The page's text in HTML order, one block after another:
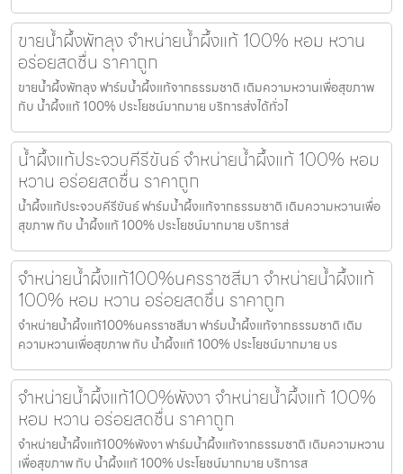
ขายน้ำผึ้งพัทลุง จำหน่ายน้ำผึ้งแท้ 100% หอม หวาน
อร่อยสดชื่น ราคาถูก
ขายน้ำผึ้งพัทลุง ฟาร์มน้ำผึ้งแท้จากธรรมชาติ เติมความหวานเพื่อสุขภาพ
กับ น้ำผึ้งแท้ 100% ประโยชน์มากมาย บริการส่งได้ทั่วไ
น้ำผึ้งแท้ประจวบคีรีขันธ์ จำหน่ายน้ำผึ้งแท้ 100% หอม
หวาน อร่อยสดชื่น ราคาถูก
น้ำผึ้งแท้ประจวบคีรีขันธ์ ฟาร์มน้ำผึ้งแท้จากธรรมชาติ เติมความหวานเพื่อ
สุขภาพ กับ น้ำผึ้งแท้ 100% ประโยชน์มากมาย บริการส่
จำหน่ายน้ำผึ้งแท้100%นครราชสีมา จำหน่ายน้ำผึ้งแท้
100% หอม หวาน อร่อยสดชื่น ราคาถูก
จำหน่ายน้ำผึ้งแท้100%นครราชสีมา ฟาร์มน้ำผึ้งแท้จากธรรมชาติ เติม
ความหวานเพื่อสุขภาพ กับ น้ำผึ้งแท้ 100% ประโยชน์มากมาย บร
จำหน่ายน้ำผึ้งแท้100%พังงา จำหน่ายน้ำผึ้งแท้ 100%
หอม หวาน อร่อยสดชื่น ราคาถูก
จำหน่ายน้ำผึ้งแท้100%พังงา ฟาร์มน้ำผึ้งแท้จากธรรมชาติ เติมความหวาน
เพื่อสุขภาพ กับ น้ำผึ้งแท้ 100% ประโยชน์มากมาย บริการส